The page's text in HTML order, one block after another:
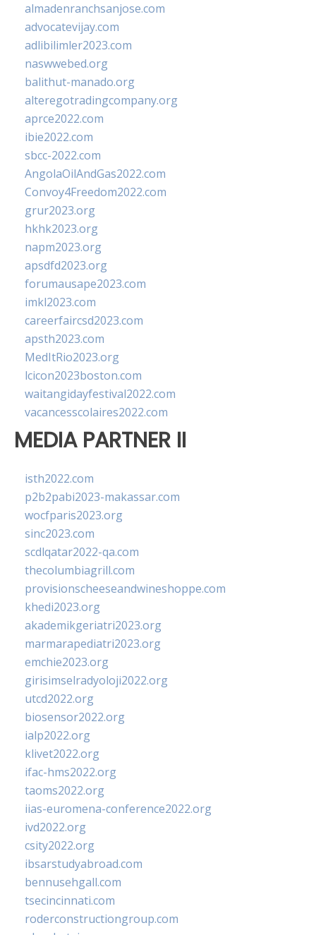
almadenranchsanjose.com
advocatevijay.com
adlibilimler2023.com
naswwebed.org
balithut-manado.org
alteregotradingcompany.org
aprce2022.com
ibie2022.com
sbcc-2022.com
AngolaOilAndGas2022.com
Convoy4Freedom2022.com
grur2023.org
hkhk2023.org
napm2023.org
apsdfd2023.org
forumausape2023.com
imkl2023.com
careerfaircsd2023.com
apsth2023.com
MedItRio2023.org
lcicon2023boston.com
waitangidayfestival2022.com
vacancesscolaires2022.com
MEDIA PARTNER II
isth2022.com
p2b2pabi2023-makassar.com
wocfparis2023.org
sinc2023.com
scdlqatar2022-qa.com
thecolumbiagrill.com
provisionscheeseandwineshoppe.com
khedi2023.org
akademikgeriatri2023.org
marmarapediatri2023.org
emchie2023.org
girisimselradyoloji2022.org
utcd2022.org
biosensor2022.org
ialp2022.org
klivet2022.org
ifac-hms2022.org
taoms2022.org
iias-euromena-conference2022.org
ivd2022.org
csity2022.org
ibsarstudyabroad.com
bennusehgall.com
tsecincinnati.com
roderconstructiongroup.com